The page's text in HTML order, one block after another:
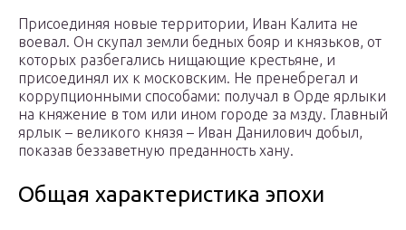
Присоединяя новые территории, Иван Калита не
воевал. Он скупал земли бедных бояр и князьков, от
которых разбегались нищающие крестьяне, и
присоединял их к московским. Не пренебрегал и
коррупционными способами: получал в Орде ярлыки
на княжение в том или ином городе за мзду. Главный
ярлык – великого князя – Иван Данилович добыл,
показав беззаветную преданность хану.
Общая характеристика эпохи